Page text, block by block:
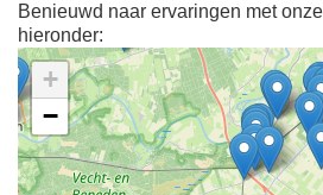
Benieuwd naar ervaringen met
hieronder:
Ontdek meer
Schoonmaakster bij
jou in de buurt
+
−